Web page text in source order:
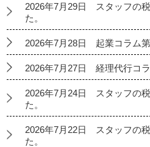
2026年7月29日 スタッフの
た。
2026年7月28日 起業コラム第
2026年7月27日 経理代行コラ
2026年7月24日 スタッフの
た。
2026年7月22日 スタッフの
た。